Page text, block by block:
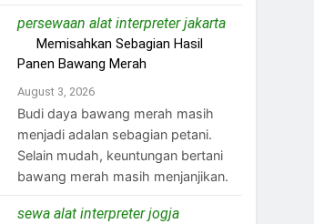
persewaan alat interpreter jakarta
Memisahkan Sebagian Hasil
Panen Bawang Merah
August 3, 2026
Budi daya bawang merah masih
menjadi adalan sebagian petani.
Selain mudah, keuntungan bertani
bawang merah masih menjanjikan.
sewa alat interpreter jogjaon